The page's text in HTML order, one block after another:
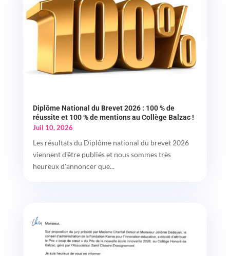
Diplôme National du Brevet 2026 : 100 % de
réussite et 100 % de mentions au Collège Balzac !
Juil 10, 2026
Les résultats du Diplôme national du brevet 2026
viennent d'être publiés et nous sommes très
heureux d'annoncer que...